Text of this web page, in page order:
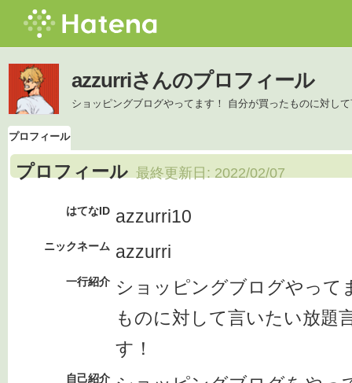
azzurriさんのプロフィール
ショッピングブログやってます！ 自分が買ったものに対し
プロフィール
プロフィール 最終更新日: 2022/02/07
はてなID azzurri10
ニックネーム azzurri
一行紹介 ショッピングブログやって
ものに対して言いたい放題
す！
自己紹介